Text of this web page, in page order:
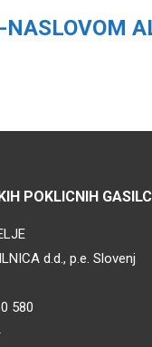
NASLOVOM
POKLICNIH
d.d., p.e. Slovenj
580